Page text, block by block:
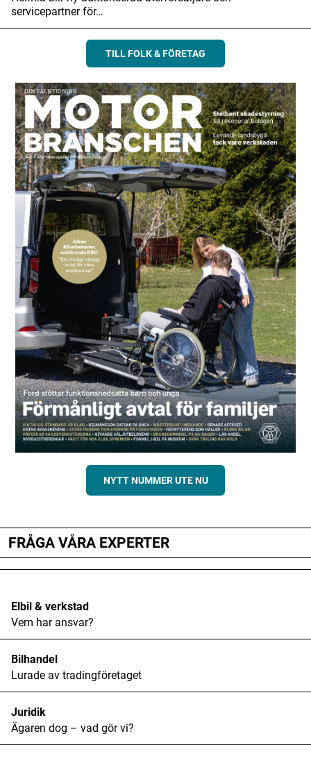
servicepartner för…
TILL FOLK & FÖRETAG
NYTT NUMMER UTE NU
FRÅGA VÅRA EXPERTER
Elbil & verkstad
Vem har ansvar?
Bilhandel
Lurade av tradingföretaget
Juridik
Ägaren dog – vad gör vi?